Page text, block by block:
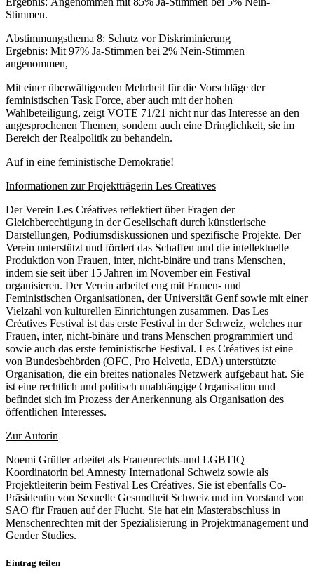
Stimmen.
Abstimmungsthema 8: Schutz vor Diskriminierung
Ergebnis: Mit 97% Ja-Stimmen bei 2% Nein-Stimmen
angenommen,
Mit einer überwältigenden Mehrheit für die Vorschläge der
feministischen Task Force, aber auch mit der hohen
Wahlbeteiligung, zeigt VOTE 71/21 nicht nur das Interesse an den
angesprochenen Themen, sondern auch eine Dringlichkeit, sie im
Bereich der Realpolitik zu behandeln.
Auf in eine feministische Demokratie!
Informationen zur Projektträgerin Les Creatives
Der Verein Les Créatives reflektiert über Fragen der
Gleichberechtigung in der Gesellschaft durch künstlerische
Darstellungen, Podiumsdiskussionen und spezifische Projekte. Der
Verein unterstützt und fördert das Schaffen und die intellektuelle
Produktion von Frauen, inter, nicht-binäre und trans Menschen,
indem sie seit über 15 Jahren im November ein Festival
organisieren. Der Verein arbeitet eng mit Frauen- und
Feministischen Organisationen, der Universität Genf sowie mit einer
Vielzahl von kulturellen Einrichtungen zusammen. Das Les
Créatives Festival ist das erste Festival in der Schweiz, welches nur
Frauen, inter, nicht-binäre und trans Menschen programmiert und
sowie auch das erste feministische Festival. Les Créatives ist eine
von Bundesbehörden (OFC, Pro Helvetia, EDA) unterstützte
Organisation, die ein breites nationales Netzwerk aufgebaut hat. Sie
ist eine rechtlich und politisch unabhängige Organisation und
befindet sich im Prozess der Anerkennung als Organisation des
öffentlichen Interesses.
Zur Autorin
Noemi Grütter arbeitet als Frauenrechts-und LGBTIQ
Koordinatorin bei Amnesty International Schweiz sowie als
Projektleiterin beim Festival Les Créatives. Sie ist ebenfalls Co-
Präsidentin von Sexuelle Gesundheit Schweiz und im Vorstand von
SAO für Frauen auf der Flucht. Sie hat ein Masterabschluss in
Menschenrechten mit der Spezialisierung in Projektmanagement und
Gender Studies.
Eintrag teilen